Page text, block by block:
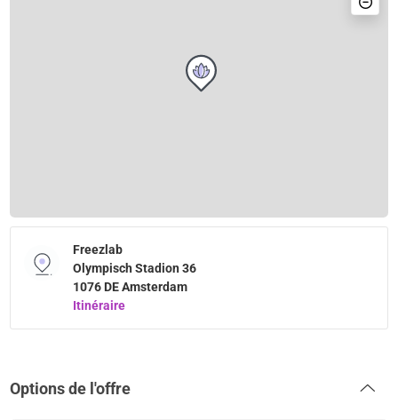
Freezlab
Olympisch Stadion 36
1076 DE Amsterdam
Itinéraire
Options de l'offre